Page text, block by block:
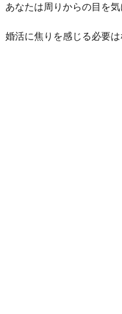
あなたは周りからの目を気
婚活に焦りを感じる必要は